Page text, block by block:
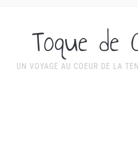
Toque de
UN VOYAGE AU COEUR DE LA